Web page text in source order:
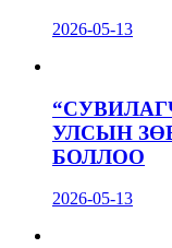
2026-05-13
УЛСЫН
БОЛЛОО
2026-05-13